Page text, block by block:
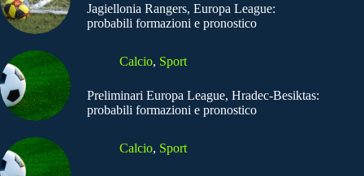
Jagiellonia Rangers, Europa League:
probabili formazioni e pronostico
Calcio, Sport
Preliminari Europa League, Hradec-Besiktas:
probabili formazioni e pronostico
Calcio, Sport